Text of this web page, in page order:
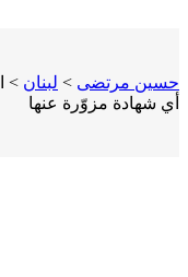
حسين مرتضى > لبنان >
أي شهادة مزوّرة عنها